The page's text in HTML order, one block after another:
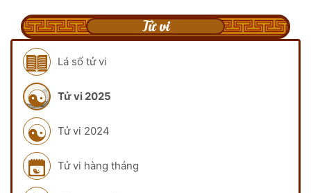
Tử vi
Lá số tử vi
Tử vi 2025
Tử vi 2024
Tử vi hàng tháng